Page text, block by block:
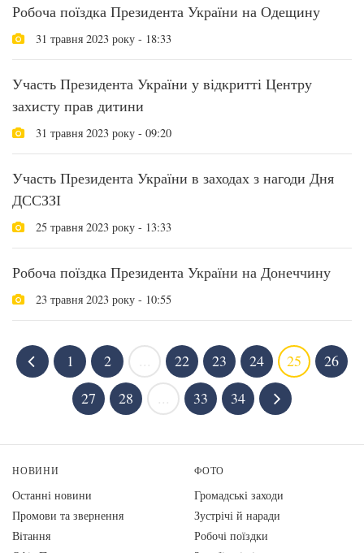
Робоча поїздка Президента України на Одещину
31 травня 2023 року - 18:33
Участь Президента України у відкритті Центру
захисту прав дитини
31 травня 2023 року - 09:20
Участь Президента України в заходах з нагоди Дня
ДССЗЗІ
25 травня 2023 року - 13:33
Робоча поїздка Президента України на Донеччину
23 травня 2023 року - 10:55
1 2 22 23 24 25
26
27
28 33 34
НОВИНИ
Останні новини
Промови та звернення
Вiтання
ФОТО
Громадські заходи
Зустрічі й наради
Робочі поїздки